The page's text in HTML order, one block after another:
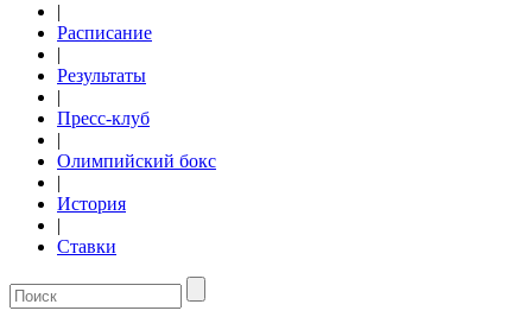
|
Расписание
|
Результаты
|
Пресс-клуб
|
Олимпийский бокс
|
История
|
Ставки